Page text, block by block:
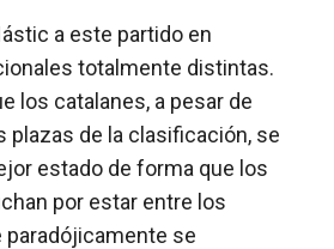
a este partido en
totalmente distintas.
los catalanes, a pesar de
plazas de la clasificación, se
estado de forma que los
por estar entre los
se